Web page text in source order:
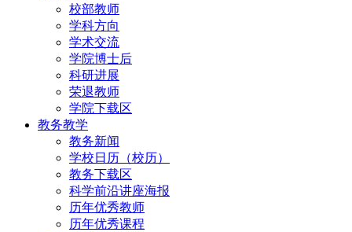
校部教师
学科方向
学术交流
学院博士后
科研进展
荣退教师
学院下载区
教务教学
教务新闻
学校日历（校历）
教务下载区
科学前沿讲座海报
历年优秀教师
历年优秀课程